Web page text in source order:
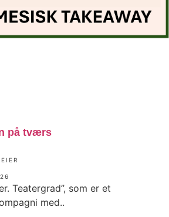
på tværs
Teatergrad”, som er et
med..